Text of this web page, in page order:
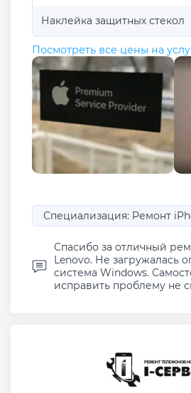
Наклейка защитных стекол
Посмотреть все цены на
Специализация: Ремонт
Спасибо за отличный
Lenovo. Не загружалась
система Windows.
исправить проблему не